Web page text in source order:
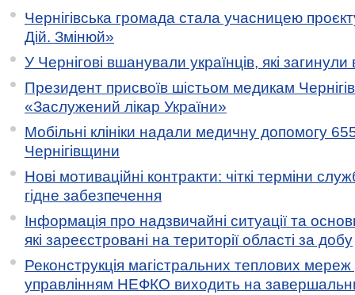
Чернігівська громада стала учасницею
Дій. Змінюй»
У Чернігові вшанували українців, які загинули
Президент присвоїв шістьом медикам
«Заслужений лікар України»
Мобільні клініки надали медичну допомогу
Чернігівщини
Нові мотиваційні контракти: чіткі терміни
гідне забезпечення
Інформація про надзвичайні ситуації та
які зареєстровані на території області за добу
Реконструкція магістральних теплових мереж
управлінням НЕФКО виходить на